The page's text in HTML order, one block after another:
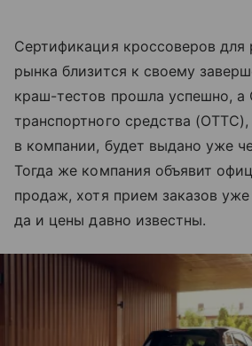
Сертификация кроссоверов для
рынка близится к своему
краш-тестов прошла успешно, а
транспортного средства (ОТТС),
в компании, будет выдано уже
Тогда же компания объявит
продаж, хотя прием заказов уже
да и цены давно известны.